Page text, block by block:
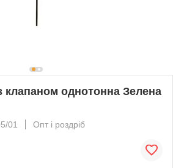
клапаном однотонна Зелена
01
Опт і роздріб